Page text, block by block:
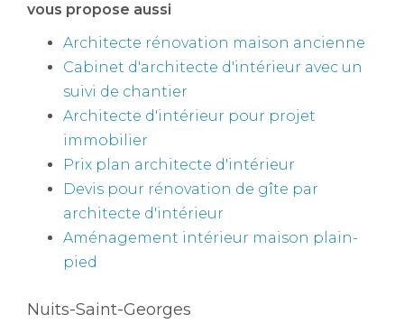
vous propose aussi
Architecte rénovation maison ancienne
Cabinet d'architecte d'intérieur avec un
suivi de chantier
Architecte d'intérieur pour projet
immobilier
Prix plan architecte d'intérieur
Devis pour rénovation de gîte par
architecte d'intérieur
Aménagement intérieur maison plain-
pied
Nuits-Saint-Georges